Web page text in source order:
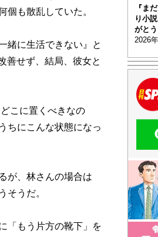
個も散乱していた。
緒に生活できない』と
善せず、結局、彼女と
こに置くべきなの
ちにこんな状態になっ
が、林さんの場合は
そうだ。
「もう片方の靴下」を
『ま
り小
がと
2026